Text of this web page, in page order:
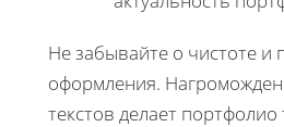
Не забывайте о чистоте и
оформления.
текстов делает